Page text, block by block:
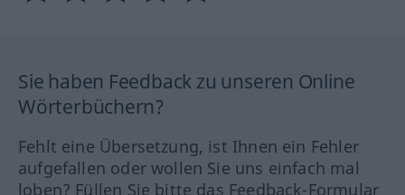
Sie haben Feedback zu unseren Online
Wörterbüchern?
Fehlt eine Übersetzung, ist Ihnen ein Fehler
aufgefallen oder wollen Sie uns einfach mal
loben? Füllen Sie bitte das Feedback-Formular